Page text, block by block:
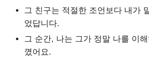
그 친구는 적절한 조언보다 내가
었답니다.
그 순간, 나는 그가 정말 나를 이
꼈어요.